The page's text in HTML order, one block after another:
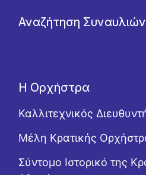
Αναζήτηση
Η Ορχήστρα
Καλλιτεχνικός
Μέλη Κρατικής
Σύντομο Ιστορικό της